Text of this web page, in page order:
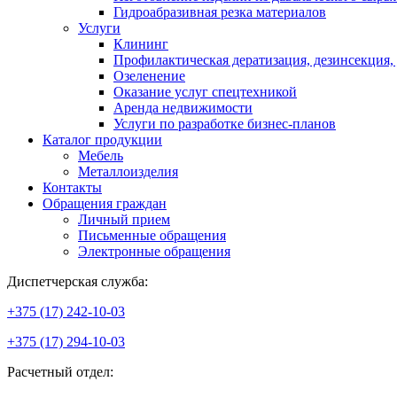
Гидроабразивная резка материалов
Услуги
Клининг
Профилактическая дератизация,
Озеленение
Оказание услуг спецтехникой
Аренда недвижимости
Услуги по разработке бизнес-планов
Каталог продукции
Мебель
Металлоизделия
Контакты
Обращения граждан
Личный прием
Письменные обращения
Электронные обращения
Диспетчерская служба:
+375 (17) 242-10-03
+375 (17) 294-10-03
Расчетный отдел: